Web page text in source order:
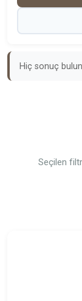
Hiç sonuç
Seçilen